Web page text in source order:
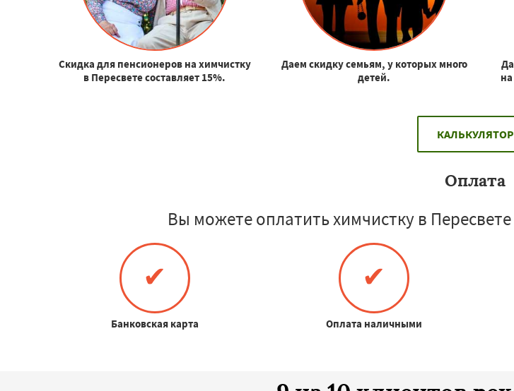
Скидка для пенсионеров на химчистку
в Пересвете составляет 15%.
Даем скидку семьям, у которых много
детей.
КАЛЬКУЛЯТОР
Оплата
Вы можете оплатить химчистку в
✔
Банковская карта
✔
Оплата наличными